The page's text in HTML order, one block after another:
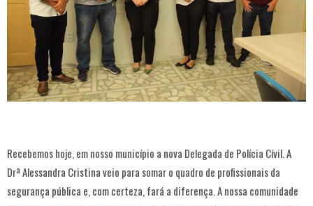
Recebemos hoje, em nosso município a nova Delegada de Polícia Cívil. A
Drª Alessandra Cristina veio para somar o quadro de profissionais da
segurança pública e, com certeza, fará a diferença. A nossa comunidade